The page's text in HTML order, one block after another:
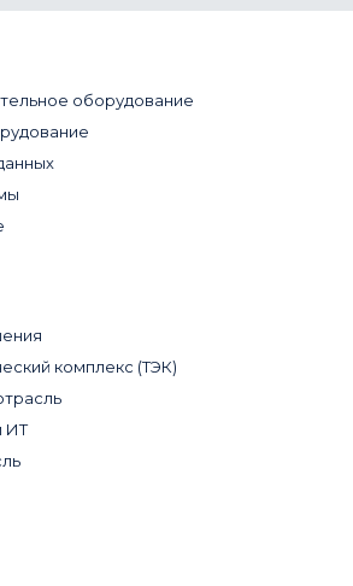
оборудование
комплекс (ТЭК)
ИТ